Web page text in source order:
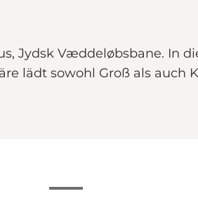
Jydsk Væddeløbsbane. In
lädt sowohl Groß als auch